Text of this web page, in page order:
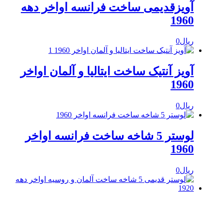
آویزقدیمی ساخت فرانسه اواخر دهه
1960
ریال0
آویز آنتیک ساخت ایتالیا و آلمان اواخر
1960
ریال0
لوستر 5 شاخه ساخت فرانسه اواخر
1960
ریال0